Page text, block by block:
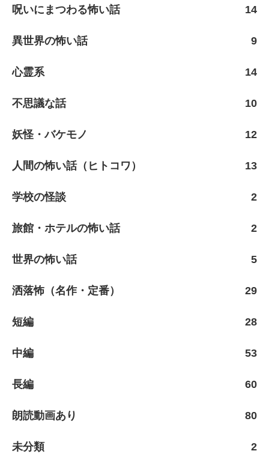
呪いにまつわる怖い話 14
異世界の怖い話 9
心霊系 14
不思議な話 10
妖怪・バケモノ 12
人間の怖い話（ヒトコワ） 13
学校の怪談 2
旅館・ホテルの怖い話 2
世界の怖い話 5
洒落怖（名作・定番） 29
短編 28
中編 53
長編 60
朗読動画あり 80
未分類 2